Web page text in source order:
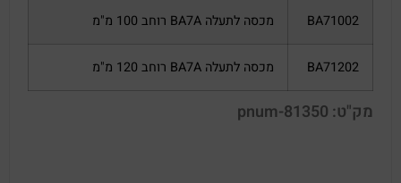
BA71002 מכסה לתעלה BA7A רוחב 100 מ"מ
BA71202 מכסה לתעלה BA7A רוחב 120 מ"מ
מק"ט: pnum-81350